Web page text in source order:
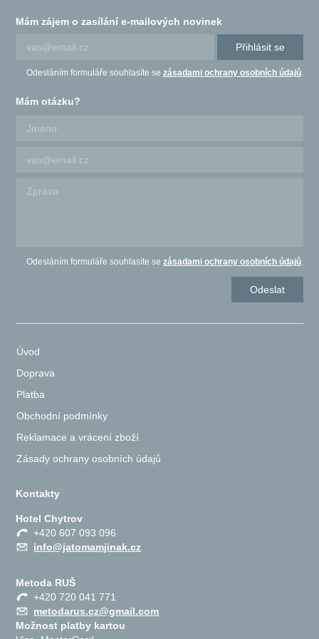
Mám zájem o zasílání e-mailových novinek
Přihlásit se
Odesláním formuláře souhlasíte se zásadami ochrany osobních údajů.
Mám otázku?
Odesláním formuláře souhlasíte se zásadami ochrany osobních údajů.
Úvod
Doprava
Platba
Obchodní podmínky
Reklamace a vrácení zboží
Zásady ochrany osobních údajů
Kontakty
Hotel Chytrov
+420 607 093 096
info@jatomamjinak.cz
Metoda RUŠ
+420 720 041 771
metodarus.cz@gmail.com
Možnost platby kartou